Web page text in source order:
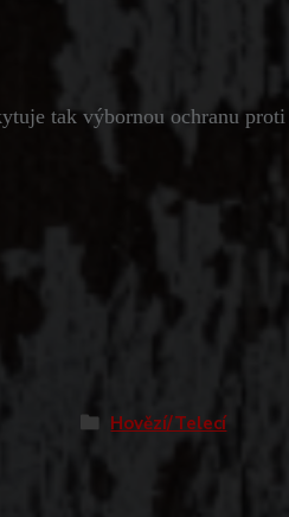
tak výbornou ochranu proti
Hovězí/Telecí